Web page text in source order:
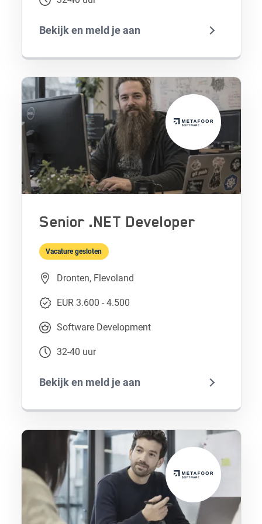
Bekijk en meld je aan
Senior .NET Developer
Vacature gesloten
Dronten, Flevoland
EUR 3.600 - 4.500
Software Development
32-40 uur
Bekijk en meld je aan